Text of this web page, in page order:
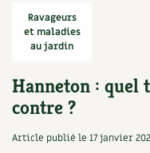
Permaculture, Jardin
Potager
Techniques de jardinage
Verger, arbres
Les 4 saisons
Se réabonner
Offrir un
Graines, semences
Potagères
Cartes cadeau
Centre Terre vivante
Ravageurs
et maladies
au jardin
Hanneton :
contre ?
Article publié le 17 janvier